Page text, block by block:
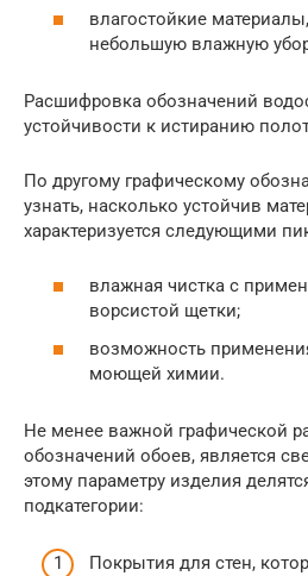
влагостойкие
небольшую влажную
Расшифровка обозначений
устойчивости к истиранию
По другому графическому
узнать, насколько устойчив
характеризуется следующими
влажная чистка с
ворсистой щетки;
возможность
моющей химии.
Не менее важной графической
обозначений обоев, является
этому параметру изделия
подкатегории:
Покрытия для стен,